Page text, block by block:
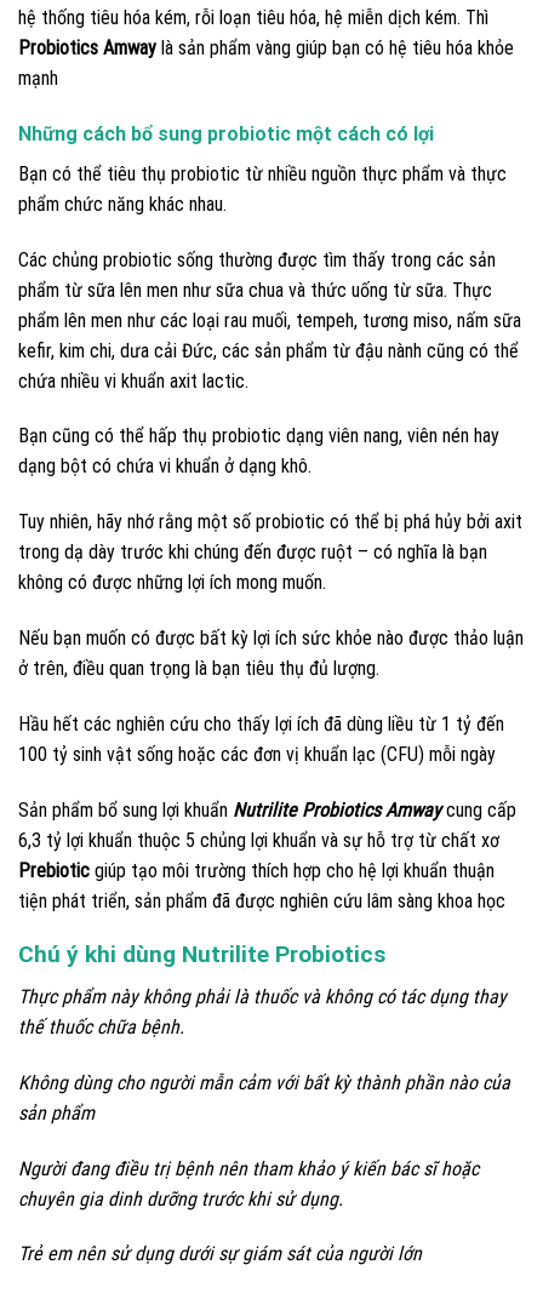
hệ thống tiêu hóa kém, rỗi loạn tiêu hóa, hệ miễn dịch kém. Thì
Probiotics Amway là sản phẩm vàng giúp bạn có hệ tiêu hóa khỏe
mạnh
Những cách bổ sung probiotic một cách có lợi
Bạn có thể tiêu thụ probiotic từ nhiều nguồn thực phẩm và thực
phẩm chức năng khác nhau.
Các chủng probiotic sống thường được tìm thấy trong các sản
phẩm từ sữa lên men như sữa chua và thức uống từ sữa. Thực
phẩm lên men như các loại rau muối, tempeh, tương miso, nấm sữa
kefir, kim chi, dưa cải Đức, các sản phẩm từ đậu nành cũng có thể
chứa nhiều vi khuẩn axit lactic.
Bạn cũng có thể hấp thụ probiotic dạng viên nang, viên nén hay
dạng bột có chứa vi khuẩn ở dạng khô.
Tuy nhiên, hãy nhớ rằng một số probiotic có thể bị phá hủy bởi axit
trong dạ dày trước khi chúng đến được ruột – có nghĩa là bạn
không có được những lợi ích mong muốn.
Nếu bạn muốn có được bất kỳ lợi ích sức khỏe nào được thảo luận
ở trên, điều quan trọng là bạn tiêu thụ đủ lượng.
Hầu hết các nghiên cứu cho thấy lợi ích đã dùng liều từ 1 tỷ đến
100 tỷ sinh vật sống hoặc các đơn vị khuẩn lạc (CFU) mỗi ngày
Sản phẩm bổ sung lợi khuẩn Nutrilite Probiotics Amwaycung cấp
6,3 tỷ lợi khuẩn thuộc 5 chủng lợi khuẩn và sự hỗ trợ từ chất xơ
Prebiotic giúp tạo môi trường thích hợp cho hệ lợi khuẩn thuận
tiện phát triển, sản phẩm đã được nghiên cứu lâm sàng khoa học
Chú ý khi dùng Nutrilite Probiotics
Thực phẩm này không phải là thuốc và không có tác dụng thay
thế thuốc chữa bệnh.
Không dùng cho người mẫn cảm với bất kỳ thành phần nào của
sản phẩm
Người đang điều trị bệnh nên tham khảo ý kiến bác sĩ hoặc
chuyên gia dinh dưỡng trước khi sử dụng.
Trẻ em nên sử dụng dưới sự giám sát của người lớn